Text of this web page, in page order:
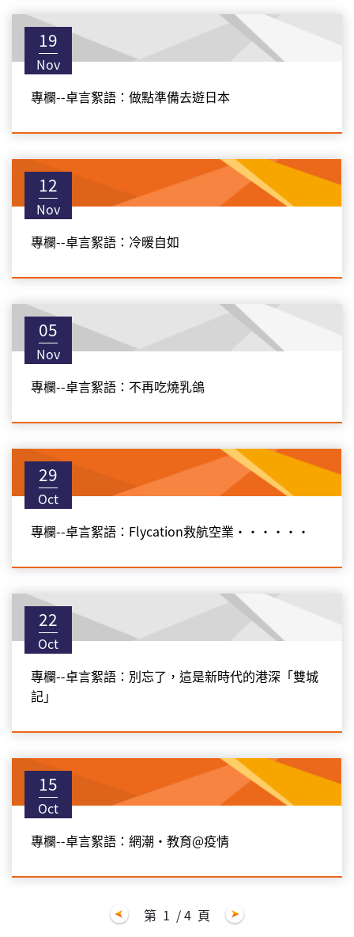
19
Nov
專欄--卓言絮語：做點準備去遊日本
12
Nov
專欄--卓言絮語：冷暖自如
05
Nov
專欄--卓言絮語：不再吃燒乳鴿
29
Oct
專欄--卓言絮語：Flycation救航空業‧‧‧‧‧‧
22
Oct
專欄--卓言絮語：別忘了，這是新時代的港深「雙城
記」
15
Oct
專欄--卓言絮語：網潮‧教育@疫情
第 1 / 4 頁